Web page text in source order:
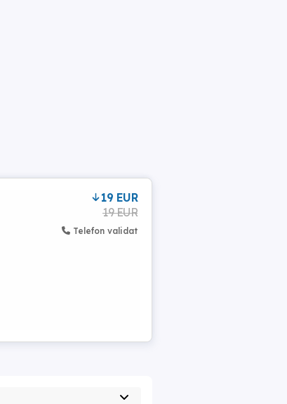
19 EUR
19 EUR
Telefon validat